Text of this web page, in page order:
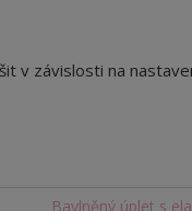
v závislosti na
Bavlněný úplet s